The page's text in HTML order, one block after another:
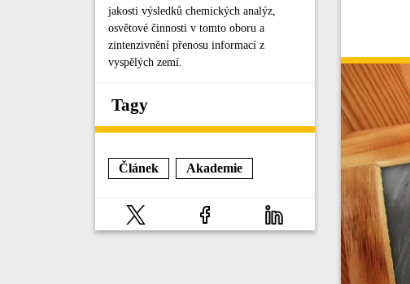
jakosti výsledků chemických analýz,
osvětové činnosti v tomto oboru a
zintenzivnění přenosu informací z
vyspělých zemí.
Tagy
Článek Akademie